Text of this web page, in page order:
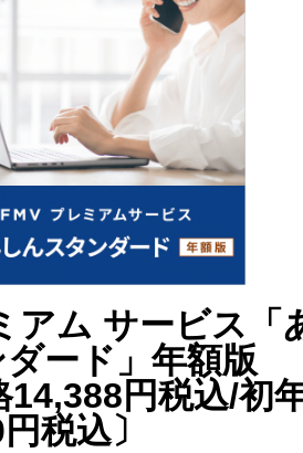
アム サービス「
ード」年額版
14,388円税込/初
税込〕